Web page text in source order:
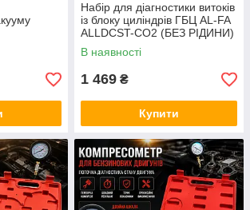
Набір для діагностики витоків
із блоку циліндрів ГБЦ AL-FA
ALLDCST-CO2 (БЕЗ РІДИНИ)
В наявності
1 469 ₴
Купити